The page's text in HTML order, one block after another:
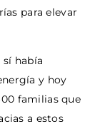
para elevar
sí había
y hoy
familias que
a estos